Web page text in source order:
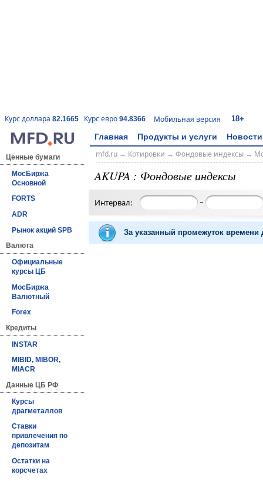
Курс доллара 82.1665 Курс евро 94.8366 Мобильная версия 18+
Главная Продукты и услуги Новости
Ценные бумаги
МосБиржа
Основной
FORTS
ADR
Рынок акций SPB
Валюта
Официальные
курсы ЦБ
МосБиржа
Валютный
Forex
Кредиты
INSTAR
MIBID, MIBOR,
MIACR
Данные ЦБ РФ
Курсы
драгметаллов
Ставки
привлечения по
депозитам
Остатки на
корсчетах
mfd.ru→ Котировки → Фондовые индексы→
AKUPA : Фондовые индексы
Интервал: –
За указанный промежуток времени